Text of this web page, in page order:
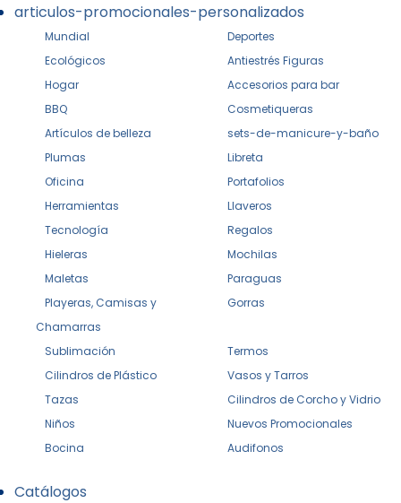
articulos-promocionales-personalizados
Mundial
Deportes
Ecológicos
Antiestrés Figuras
Hogar
Accesorios para bar
BBQ
Cosmetiqueras
Artículos de belleza
sets-de-manicure-y-baño
Plumas
Libreta
Oficina
Portafolios
Herramientas
Llaveros
Tecnología
Regalos
Hieleras
Mochilas
Maletas
Paraguas
Playeras, Camisas y
Chamarras
Gorras
Sublimación
Termos
Cilindros de Plástico
Vasos y Tarros
Tazas
Cilindros de Corcho y Vidrio
Niños
Nuevos Promocionales
Bocina
Audifonos
Catálogos